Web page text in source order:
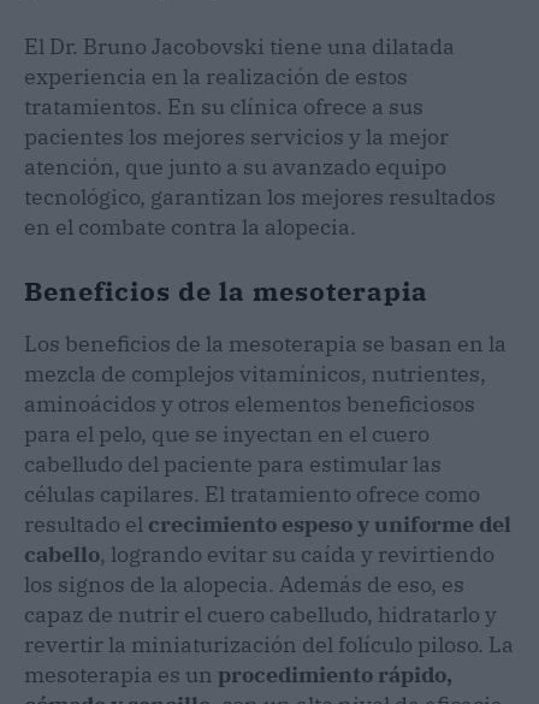
El Dr. Bruno Jacobovski tiene una dilatada
experiencia en la realización de estos
tratamientos. En su clínica ofrece a sus
pacientes los mejores servicios y la mejor
atención, que junto a su avanzado equipo
tecnológico, garantizan los mejores resultados
en el combate contra la alopecia.
Beneficios de la mesoterapia
Los beneficios de la mesoterapia se basan en la
mezcla de complejos vitamínicos, nutrientes,
aminoácidos y otros elementos beneficiosos
para el pelo, que se inyectan en el cuero
cabelludo del paciente para estimular las
células capilares. El tratamiento ofrece como
resultado el crecimiento espeso y uniforme del
cabello, logrando evitar su caída y revirtiendo
los signos de la alopecia. Además de eso, es
capaz de nutrir el cuero cabelludo, hidratarlo y
revertir la miniaturización del folículo piloso. La
mesoterapia es un procedimiento rápido,